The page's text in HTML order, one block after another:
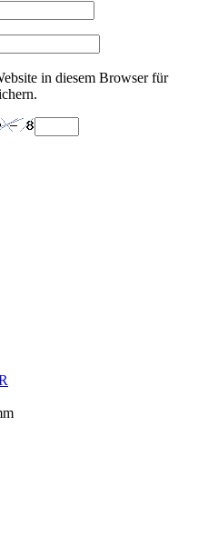
in diesem Browser für